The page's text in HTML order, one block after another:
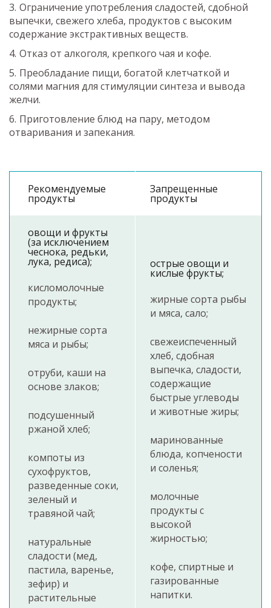
Ограничение употребления сладостей, сдобной
выпечки, свежего хлеба, продуктов с высоким
содержание экстрактивных веществ.
Отказ от алкоголя, крепкого чая и кофе.
Преобладание пищи, богатой клетчаткой и
солями магния для стимуляции синтеза и вывода
желчи.
Приготовление блюд на пару, методом
отваривания и запекания.
Рекомендуемые
продукты
Запрещенные
продукты
овощи и фрукты
(за исключением
чеснока, редьки,
лука, редиса);
кисломолочные
продукты;
нежирные сорта
мяса и рыбы;
отруби, каши на
основе злаков;
подсушенный
ржаной хлеб;
компоты из
сухофруктов,
разведенные соки,
зеленый и
травяной чай;
натуральные
сладости (мед,
пастила, варенье,
зефир) и
растительные
острые овощи и
кислые фрукты;
жирные сорта рыбы
и мяса, сало;
свежеиспеченный
хлеб, сдобная
выпечка, сладости,
содержащие
быстрые углеводы
и животные жиры;
маринованные
блюда, копчености
и соленья;
молочные
продукты с
высокой
жирностью;
кофе, спиртные и
газированные
напитки.